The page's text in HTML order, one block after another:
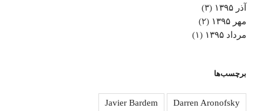
آذر ۱۳۹۵
(۳)
مهر ۱۳۹۵
(۲)
مرداد ۱۳۹۵
(۱)
برچسب‌ها
Darren Aronofsky
Javier Bardem